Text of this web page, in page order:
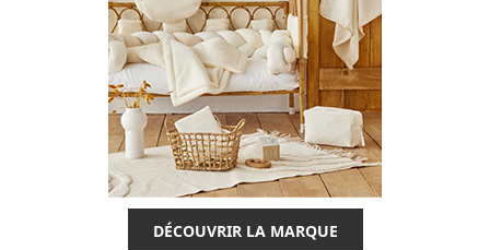
DÉCOUVRIR LA MARQUE